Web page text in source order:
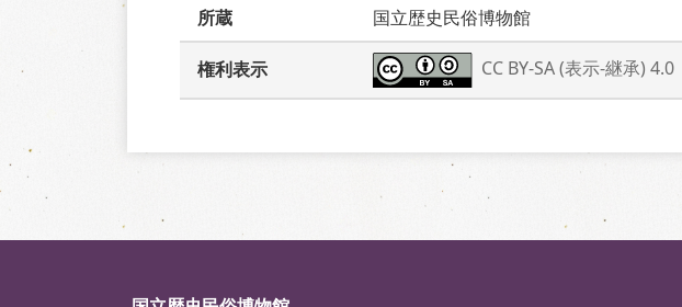
所蔵
国立歴史民俗博物館
権利表示 CC BY-SA (表示-継承) 4.0